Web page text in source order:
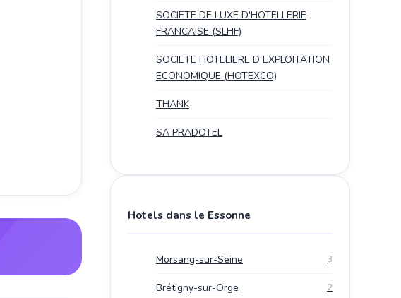
SOCIETE DE LUXE D'HOTELLERIE
FRANCAISE (SLHF)
SOCIETE HOTELIERE D EXPLOITATION
ECONOMIQUE (HOTEXCO)
THANK
SA PRADOTEL
Hotels dans le Essonne
Morsang-sur-Seine 3
Brétigny-sur-Orge 2